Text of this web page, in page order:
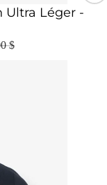
Ultra Léger -
$